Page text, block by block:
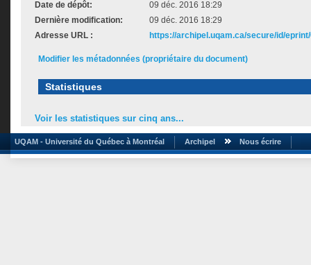
Date de dépôt:
09 déc. 2016 18:29
Dernière modification:
09 déc. 2016 18:29
Adresse URL :
https://archipel.uqam.ca/secure/id/
Modifier les métadonnées (propriétaire du document)
Statistiques
Voir les statistiques sur cinq ans...
UQAM - Université du Québec à Montréal Archipel Nous écrire